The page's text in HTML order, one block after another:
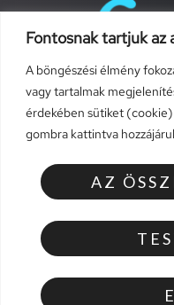
Fontosnak tartjuk az
A böngészési élmény
vagy tartalmak
érdekében sütiket
gombra kattintva
AZ
Általános
Általános